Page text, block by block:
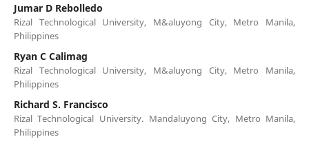
Jumar D Rebolledo
Rizal Technological University, M&aluyong City, Metro Manila,
Philippines
Ryan C Calimag
Rizal Technological University, M&aluyong City, Metro Manila,
Philippines
Richard S. Francisco
Rizal Technological University. Mandaluyong City, Metro Manila,
Philippines